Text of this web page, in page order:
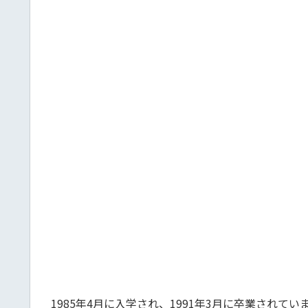
1985年4月に入学され、1991年3月に卒業されてい